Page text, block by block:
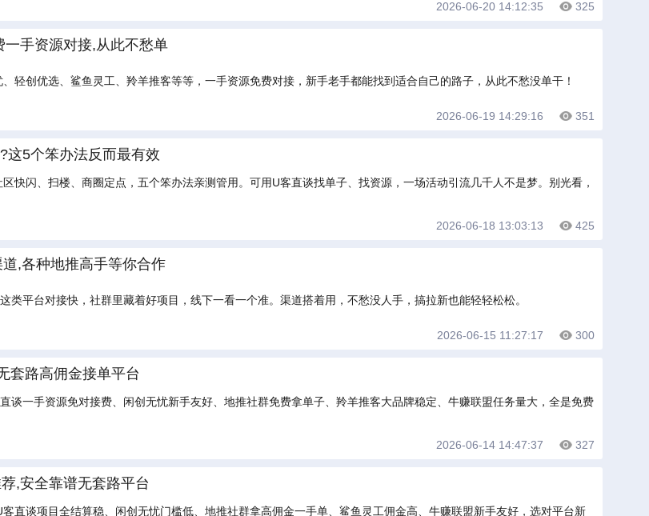
2026-06-20 14:12:35 325
手资源对接,从此不愁单
轻创优选、鲨鱼灵工、羚羊推客等等，一手资源免费对接，新手老手都能找到适合自己的路子，从此不愁没单干！
2026-06-19 14:29:16 351
这5个笨办法反而最有效
快闪、扫楼、商圈定点，五个笨办法亲测管用。可用U客直谈找单子、找资源，一场活动引流几千人不是梦。别光看，
2026-06-18 13:03:13 425
,各种地推高手等你合作
类平台对接快，社群里藏着好项目，线下一看一个准。渠道搭着用，不愁没人手，搞拉新也能轻轻松松。
2026-06-15 11:27:17 300
套路高佣金接单平台
谈一手资源免对接费、闲创无忧新手友好、地推社群免费拿单子、羚羊推客大品牌稳定、牛赚联盟任务量大，全是免费
2026-06-14 14:47:37 327
,安全靠谱无套路平台
直谈项目全结算稳、闲创无忧门槛低、地推社群拿高佣金一手单、鲨鱼灵工佣金高、牛赚联盟新手友好，选对平台新